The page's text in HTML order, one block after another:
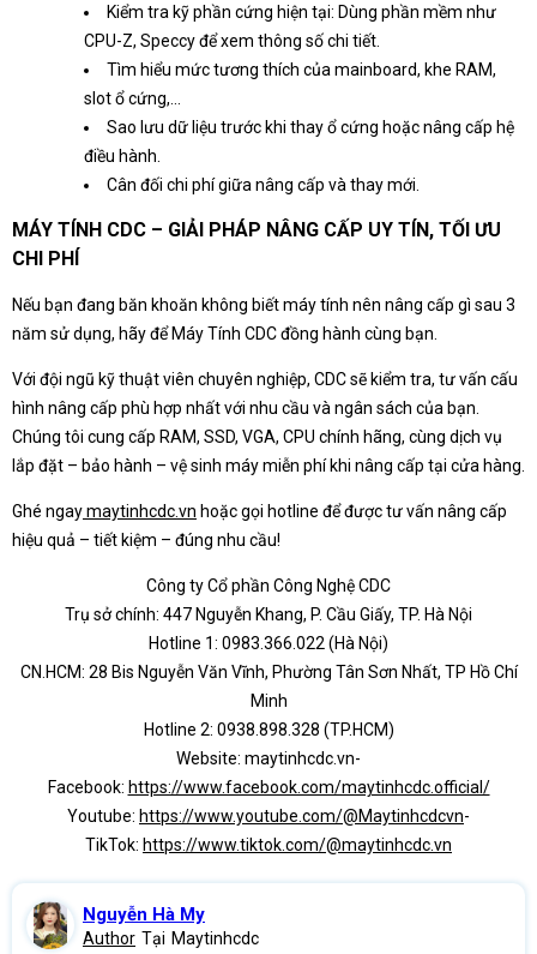
Kiểm tra kỹ phần cứng hiện tại: Dùng phần mềm như
CPU-Z, Speccy để xem thông số chi tiết.
Tìm hiểu mức tương thích của mainboard, khe RAM,
slot ổ cứng,...
Sao lưu dữ liệu trước khi thay ổ cứng hoặc nâng cấp hệ
điều hành.
Cân đối chi phí giữa nâng cấp và thay mới.
MÁY TÍNH CDC – GIẢI PHÁP NÂNG CẤP UY TÍN, TỐI ƯU
CHI PHÍ
Nếu bạn đang băn khoăn không biết máy tính nên nâng cấp gì sau 3
năm sử dụng, hãy để Máy Tính CDC đồng hành cùng bạn.
Với đội ngũ kỹ thuật viên chuyên nghiệp, CDC sẽ kiểm tra, tư vấn cấu
hình nâng cấp phù hợp nhất với nhu cầu và ngân sách của bạn.
Chúng tôi cung cấp RAM, SSD, VGA, CPU chính hãng, cùng dịch vụ
lắp đặt – bảo hành – vệ sinh máy miễn phí khi nâng cấp tại cửa hàng.
Ghé ngaymaytinhcdc.vn hoặc gọi hotline để được tư vấn nâng cấp
hiệu quả – tiết kiệm – đúng nhu cầu!
Công ty Cổ phần Công Nghệ CDC
Trụ sở chính: 447 Nguyễn Khang, P. Cầu Giấy, TP. Hà Nội
Hotline 1: 0983.366.022 (Hà Nội)
CN.HCM: 28 Bis Nguyễn Văn Vĩnh, Phường Tân Sơn Nhất, TP Hồ Chí
Minh
Hotline 2: 0938.898.328 (TP.HCM)
Website: maytinhcdc.vn-
Facebook: https://www.facebook.com/maytinhcdc.official/
Youtube: https://www.youtube.com/@Maytinhcdcvn-
TikTok: https://www.tiktok.com/@maytinhcdc.vn
Nguyễn Hà My
Author Tại Maytinhcdc